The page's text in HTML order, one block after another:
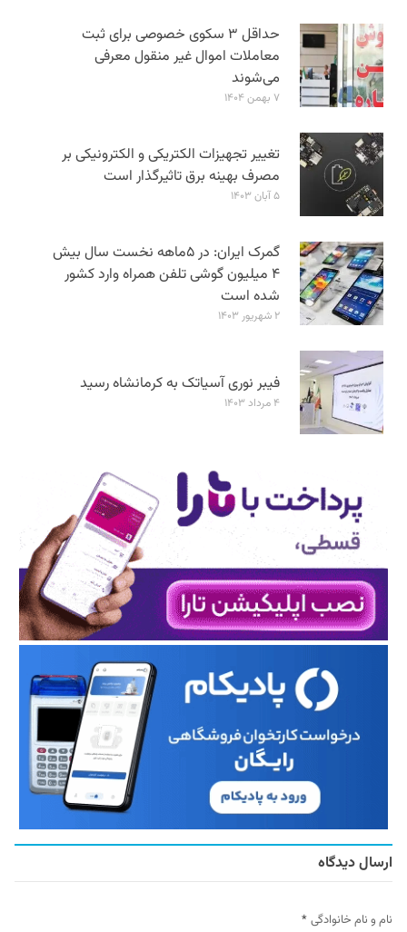
حداقل ۳ سکوی خصوصی برای ثبت
معاملات اموال غیر منقول معرفی
می‌شوند
۷ بهمن ۱۴۰۴
تغییر تجهیزات الکتریکی و الکترونیکی بر
مصرف بهینه برق تاثیرگذار است
۵ آبان ۱۴۰۳
گمرک ایران: در ۵ماهه نخست سال بیش
۴ میلیون گوشی تلفن همراه وارد کشور
شده است
۲ شهریور ۱۴۰۳
فیبر نوری آسیاتک به کرمانشاه رسید
۴ مرداد ۱۴۰۳
ارسال دیدگاه
نام و نام خانوادگی *